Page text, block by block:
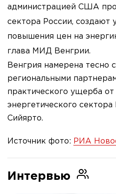
администрацией США
сектора России, создают
повышения цен на
глава МИД Венгрии.
Венгрия намерена тесно
региональными
практического ущерба
энергетического
Сийярто.
Источник фото: РИА
Интервью